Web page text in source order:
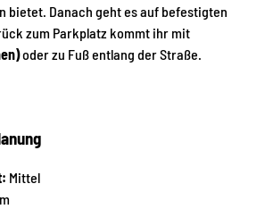
bietet. Danach geht es auf befestigten
zum Parkplatz kommt ihr mit
oder zu Fuß entlang der Straße.
Mittel